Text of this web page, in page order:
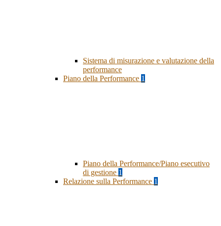
Sistema di misurazione e valutazione della
performance
Piano della Performance 1
Piano della Performance/Piano esecutivo
di gestione 1
Relazione sulla Performance 1